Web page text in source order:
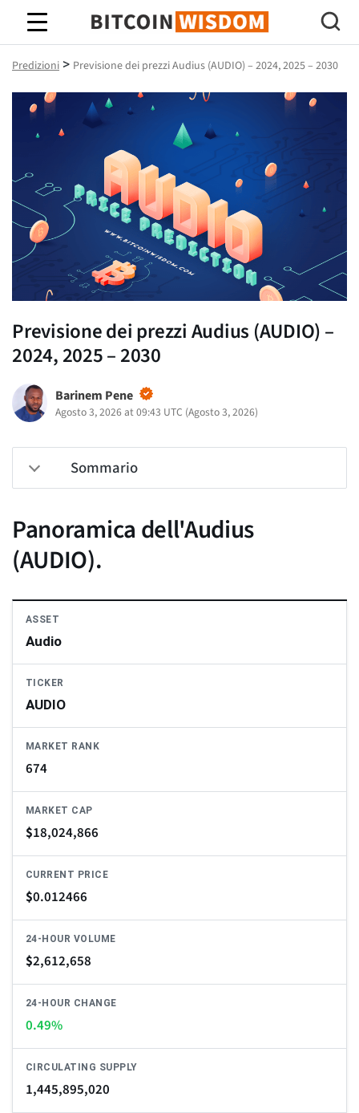
Saggezza Bitcoin
Predizioni > Previsione dei prezzi Audius (AUDIO) – 2024, 2025 – 2030
Previsione dei prezzi Audius (AUDIO) –
2024, 2025 – 2030
Barinem Pene
Agosto 3, 2026 at 09:43 UTC (Agosto 3, 2026)
Sommario
Panoramica dell'Audius
(AUDIO).
ASSET
Audio
TICKER
AUDIO
MARKET RANK
674
MARKET CAP
$18,024,866
CURRENT PRICE
$0.012466
24-HOUR VOLUME
$2,612,658
24-HOUR CHANGE
0.49%
CIRCULATING SUPPLY
1,445,895,020